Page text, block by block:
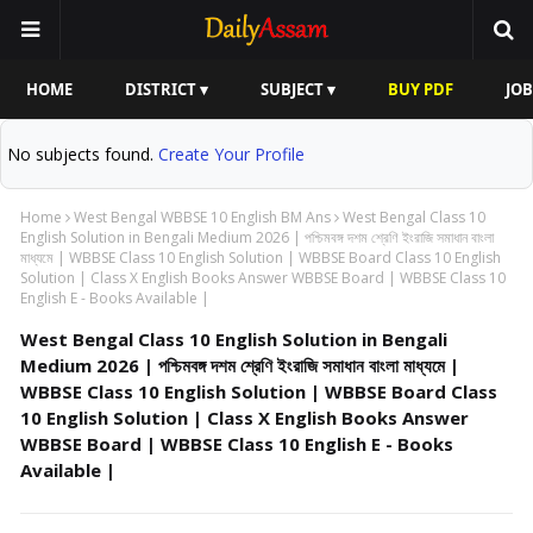
HOME DISTRICT ▾ SUBJECT ▾ BUY PDF
No subjects found. Create Your Profile
Home West Bengal WBBSE 10 English BM Ans West Bengal Class 10
English Solution in Bengali Medium 2026 | পশ্চিমবঙ্গ দশম শ্রেণি ইংরাজি সমাধান বাংলা
মাধ্যমে | WBBSE Class 10 English Solution | WBBSE Board Class 10 English
Solution | Class X English Books Answer WBBSE Board | WBBSE Class 10
English E - Books Available |
West Bengal Class 10 English Solution in Bengali
Medium 2026 | পশ্চিমবঙ্গ দশম শ্রেণি ইংরাজি সমাধান বাংলা মাধ্যমে |
WBBSE Class 10 English Solution | WBBSE Board Class
10 English Solution | Class X English Books Answer
WBBSE Board | WBBSE Class 10 English E - Books
Available |